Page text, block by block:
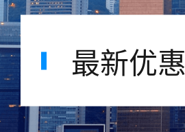
最新优惠